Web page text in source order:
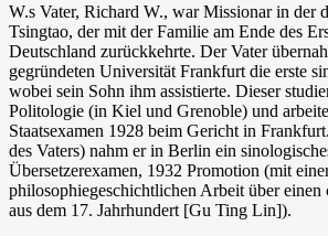
W.s Vater, Richard W., war Missionar in der
Tsingtao, der mit der Familie am Ende des
Deutschland zurückkehrte. Der Vater
gegründeten Universität Frankfurt die erste
wobei sein Sohn ihm assistierte. Dieser
Politologie (in Kiel und Grenoble) und
Staatsexamen 1928 beim Gericht in
des Vaters) nahm er in Berlin ein
Übersetzerexamen, 1932 Promotion (mit
philosophiegeschichtlichen Arbeit über einen
aus dem 17. Jahrhundert [Gu Ting Lin]).